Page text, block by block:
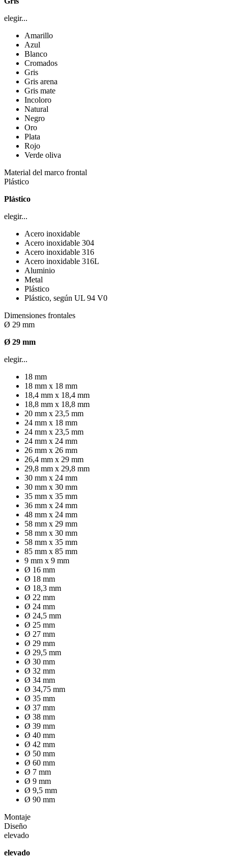
elegir...
Amarillo
Azul
Blanco
Cromados
Gris
Gris arena
Gris mate
Incoloro
Natural
Negro
Oro
Plata
Rojo
Verde oliva
Material del marco frontal
Plástico
Plástico
elegir...
Acero inoxidable
Acero inoxidable 304
Acero inoxidable 316
Acero inoxidable 316L
Aluminio
Metal
Plástico
Plástico, según UL 94 V0
Dimensiones frontales
Ø 29 mm
Ø 29 mm
elegir...
18 mm
18 mm x 18 mm
18,4 mm x 18,4 mm
18,8 mm x 18,8 mm
20 mm x 23,5 mm
24 mm x 18 mm
24 mm x 23,5 mm
24 mm x 24 mm
26 mm x 26 mm
26,4 mm x 29 mm
29,8 mm x 29,8 mm
30 mm x 24 mm
30 mm x 30 mm
35 mm x 35 mm
36 mm x 24 mm
48 mm x 24 mm
58 mm x 29 mm
58 mm x 30 mm
58 mm x 35 mm
85 mm x 85 mm
9 mm x 9 mm
Ø 16 mm
Ø 18 mm
Ø 18,3 mm
Ø 22 mm
Ø 24 mm
Ø 24,5 mm
Ø 25 mm
Ø 27 mm
Ø 29 mm
Ø 29,5 mm
Ø 30 mm
Ø 32 mm
Ø 34 mm
Ø 34,75 mm
Ø 35 mm
Ø 37 mm
Ø 38 mm
Ø 39 mm
Ø 40 mm
Ø 42 mm
Ø 50 mm
Ø 60 mm
Ø 7 mm
Ø 9 mm
Ø 9,5 mm
Ø 90 mm
Montaje
Diseño
elevado
elevado